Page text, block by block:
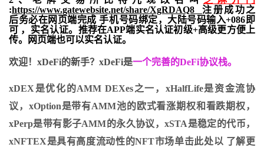
:https://www.gatewebsite.net/share/XgRDAQ8 注册成功之
后务必在网页端完成 手机号码绑定，大陆号码输入+086即
可 ，实名认证。推荐在APP端实名认证初级+高级更方便上
传。网页端也可以实名认证。
欢迎！xDeFi的新手？xDeFi是一个完善的DeFi协议栈。
xDEX是优化的AMM DEXes之一，xHalfLife是资金流协
议，xOption是带有AMM池的欧式看涨期权和看跌期权，
xPerp是带有影子AMM的永久协议，xSTA是稳定的代币，
xNFTEX是具有高度流动性的NFT市场单击此处以 了解更